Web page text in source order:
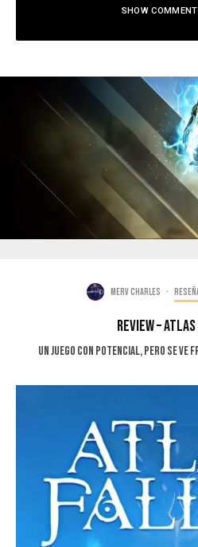
SHOW
Merv Charles ·
Review –
Un Juego Con Potencial, Pero Se